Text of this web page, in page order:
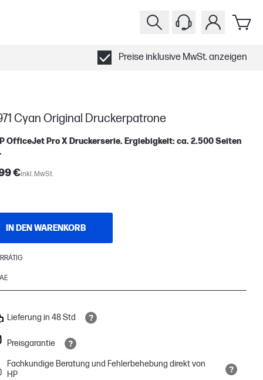
Preise inklusive MwSt. anzeigen
Cyan Original Druckerpatrone
OfficeJet Pro X Druckerserie. Ergiebigkeit: ca. 2.500 Seiten
€inkl. MwSt.
IN DEN WARENKORB
Lieferung in 48 Std
Preisgarantie
Fachkundige Beratung und Fehlerbehebung direkt von
HP